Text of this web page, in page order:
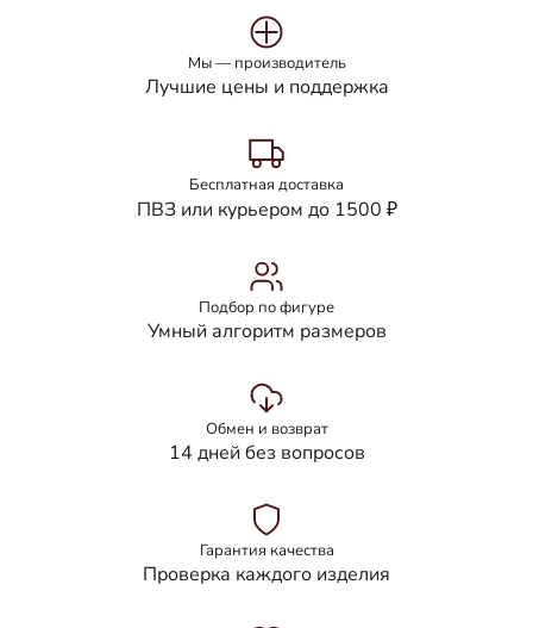
Мы — производитель
Лучшие цены и поддержка
Бесплатная доставка
ПВЗ или курьером до 1500 ₽
Подбор по фигуре
Умный алгоритм размеров
Обмен и возврат
14 дней без вопросов
Гарантия качества
Проверка каждого изделия